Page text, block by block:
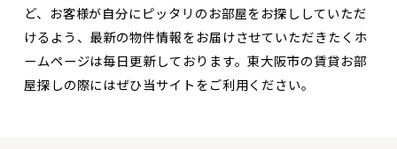
ど、お客様が自分にピッタリのお部屋をお探ししていただ
けるよう、最新の物件情報をお届けさせていただきたくホ
ームページは毎日更新しております。東大阪市の賃貸お部
屋探しの際にはぜひ当サイトをご利用ください。